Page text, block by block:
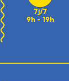
7j/7
9h - 19h